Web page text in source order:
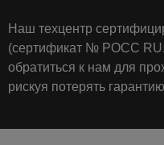
Наш техцентр
(сертификат № РОСС
обратиться к нам для
рискуя потерять